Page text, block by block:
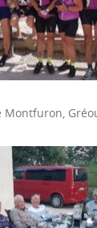
Montfuron,